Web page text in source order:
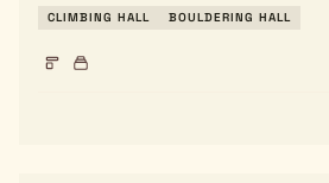
CLIMBING HALL BOULDERING HALL